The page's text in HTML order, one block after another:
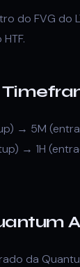
do FVG do
→ 5M
→ 1H
da